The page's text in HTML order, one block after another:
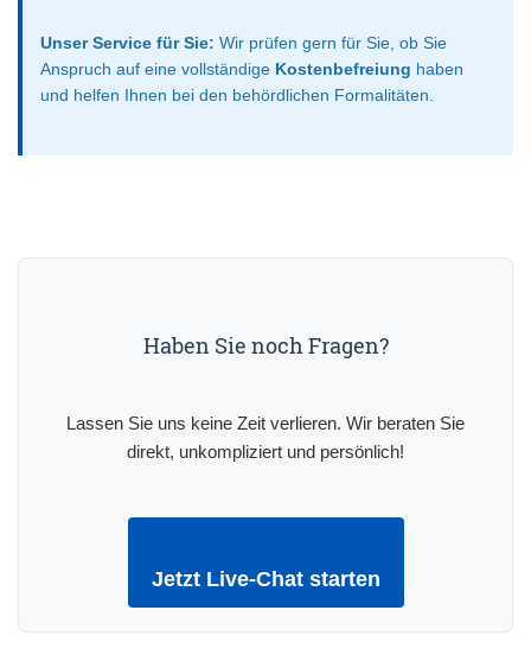
Unser Service für Sie: Wir prüfen gern für Sie, ob Sie
Anspruch auf eine vollständige Kostenbefreiung haben
und helfen Ihnen bei den behördlichen Formalitäten.
Haben Sie noch Fragen?
Lassen Sie uns keine Zeit verlieren. Wir beraten Sie
direkt, unkompliziert und persönlich!
Jetzt Live-Chat starten